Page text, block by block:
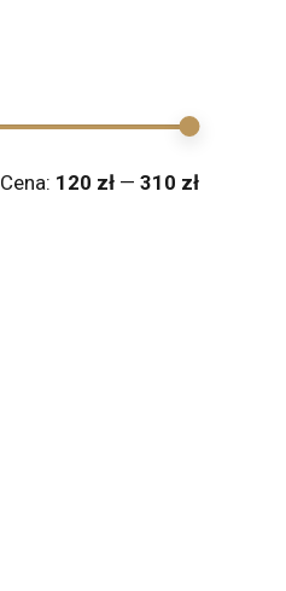
Cena
Cena
Cena: 120 zł— 310 zł